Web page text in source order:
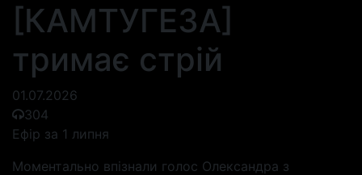
[КАМТУГЕЗА]
тримає стрій
01.07.2026
304
Ефір за 1 липня
Моментально впізнали голос Олександра з